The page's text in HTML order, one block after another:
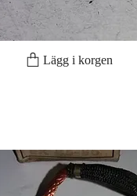
Lägg i korgen